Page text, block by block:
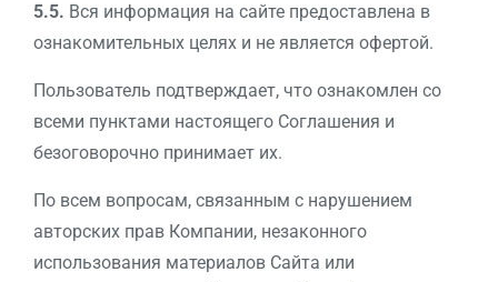
5.5. Вся информация на сайте предоставлена в
ознакомительных целях и не является офертой.
Пользователь подтверждает, что ознакомлен со
всеми пунктами настоящего Соглашения и
безоговорочно принимает их.
По всем вопросам, связанным с нарушением
авторских прав Компании, незаконного
использования материалов Сайта или